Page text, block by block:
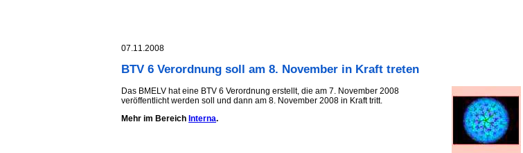
07.11.2008
BTV 6 Verordnung soll am 8. November in Kraft treten
Das BMELV hat eine BTV 6 Verordnung erstellt, die am 7. November 2008
veröffentlicht werden soll und dann am 8. November 2008 in Kraft tritt.
Mehr im Bereich Interna.